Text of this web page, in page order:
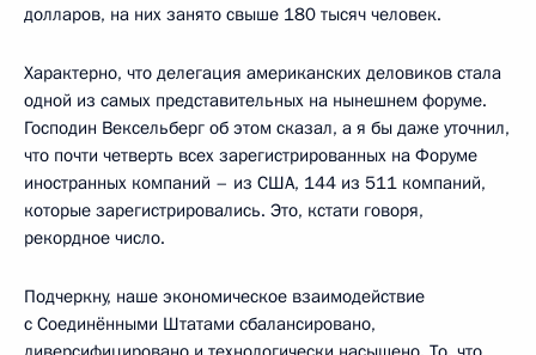
долларов, на них занято свыше 180 тысяч человек.
Характерно, что делегация американских деловиков стала
одной из самых представительных на нынешнем форуме.
Господин Вексельберг об этом сказал, а я бы даже уточнил,
что почти четверть всех зарегистрированных на Форуме
иностранных компаний – из США, 144 из 511 компаний,
которые зарегистрировались. Это, кстати говоря,
рекордное число.
Подчеркну, наше экономическое взаимодействие
с Соединёнными Штатами сбалансировано,